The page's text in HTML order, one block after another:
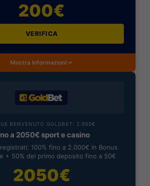
200€
VERIFICA
Mostra Informazioni
BENVENUTO GOLDBET: 2.050€
a 2050€ sport e casino
100% fino a 2.000€ in Bonus
+ 50% del primo deposito fino a 50€
2050€